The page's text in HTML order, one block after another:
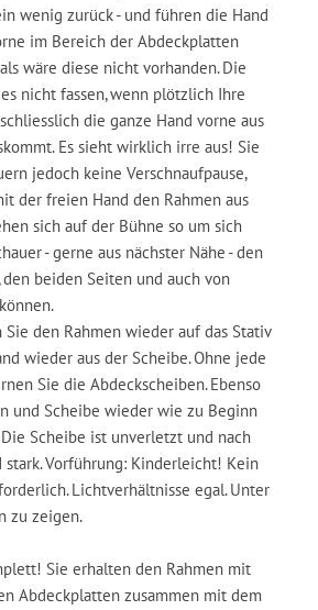
wenig zurück - und führen die Hand
im Bereich der Abdeckplatten
wäre diese nicht vorhanden. Die
nicht fassen, wenn plötzlich Ihre
die ganze Hand vorne aus
Es sieht wirklich irre aus! Sie
jedoch keine Verschnaufpause,
der freien Hand den Rahmen aus
sich auf der Bühne so um sich
- gerne aus nächster Nähe - den
den beiden Seiten und auch von
den Rahmen wieder auf das Stativ
wieder aus der Scheibe. Ohne jede
Sie die Abdeckscheiben. Ebenso
und Scheibe wieder wie zu Beginn
Die Scheibe ist unverletzt und nach
stark. Vorführung: Kinderleicht! Kein
Lichtverhältnisse egal. Unter
zu zeigen.
Sie erhalten den Rahmen mit
Abdeckplatten zusammen mit dem